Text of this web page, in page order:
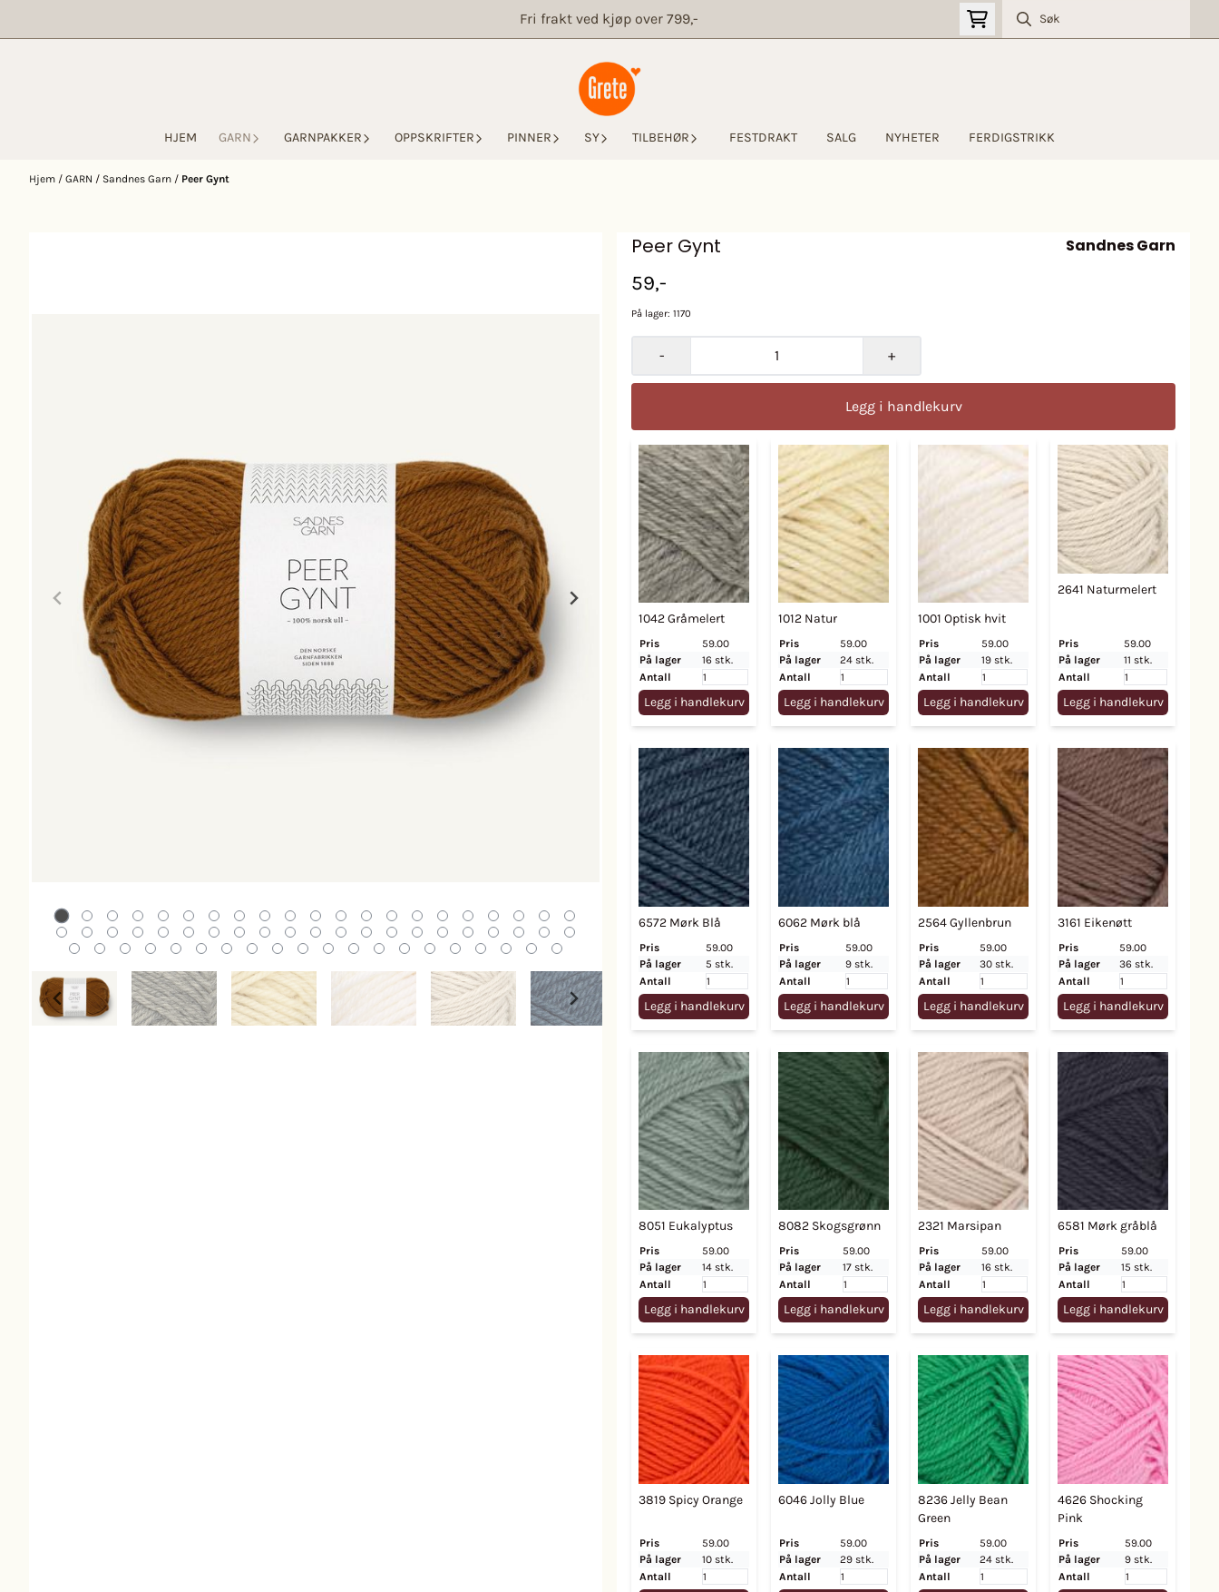
Fri frakt ved kjøp over 799,-
HJEM GARN GARNPAKKER OPPSKRIFTER PINNER SY TILBEHØR FESTDRAKT SALG NYHETER FERDIGSTRIKK
Hjem / GARN / Sandnes Garn / Peer Gynt
Peer Gynt Sandnes Garn
59,-
På lager: 1170
- +
Legg i handlekurv
1042 Gråmelert
Pris
59.00
På lager
16 stk.
Antall
Legg i handlekurv
1012 Natur
Pris
59.00
På lager
24 stk.
Antall
Legg i handlekurv
1001 Optisk hvit
Pris
59.00
På lager
19 stk.
Antall
Legg i handlekurv
2641 Naturmelert
Pris
59.00
På lager
11 stk.
Antall
Legg i handlekurv
6572 Mørk Blå
Pris
59.00
På lager
5 stk.
Antall
Legg i handlekurv
6062 Mørk blå
Pris
59.00
På lager
9 stk.
Antall
Legg i handlekurv
2564 Gyllenbrun
Pris
59.00
På lager
30 stk.
Antall
Legg i handlekurv
3161 Eikenøtt
Pris
59.00
På lager
36 stk.
Antall
Legg i handlekurv
8051 Eukalyptus
Pris
59.00
På lager
14 stk.
Antall
Legg i handlekurv
8082 Skogsgrønn
Pris
59.00
På lager
17 stk.
Antall
Legg i handlekurv
2321 Marsipan
Pris
59.00
På lager
16 stk.
Antall
Legg i handlekurv
6581 Mørk gråblå
Pris
59.00
På lager
15 stk.
Antall
Legg i handlekurv
3819 Spicy Orange
Pris
59.00
På lager
10 stk.
Antall
6046 Jolly Blue
Pris
59.00
På lager
29 stk.
Antall
8236 Jelly Bean
Green
Pris
59.00
På lager
24 stk.
Antall
4626 Shocking
Pink
Pris
59.00
På lager
9 stk.
Antall